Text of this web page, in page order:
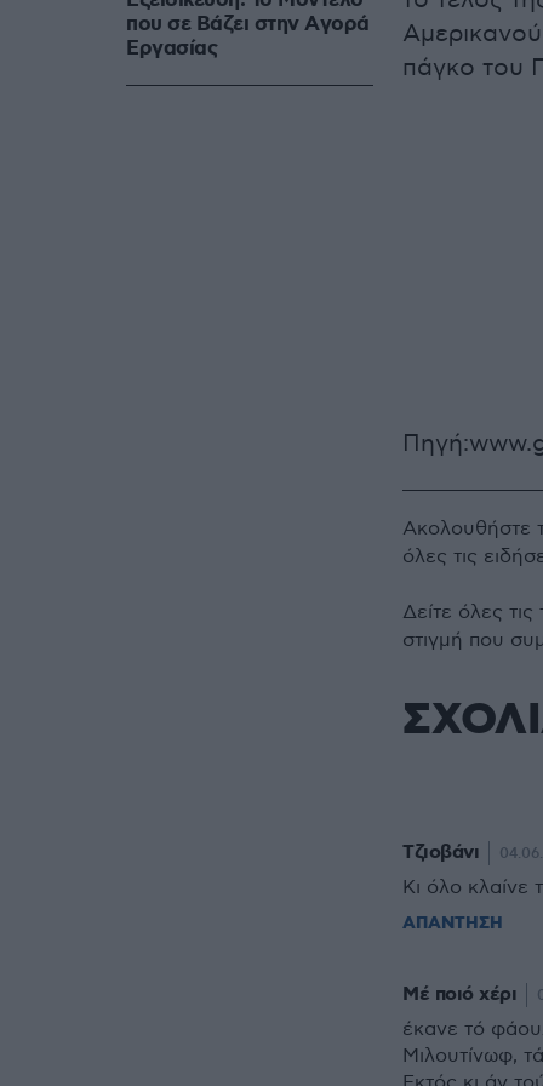
πάγκο του
που σε Bάζει στην Aγορά
Eργασίας
Ακολουθήστε
όλες τις
Δείτε όλες τις
στιγμή που
Τζιοβάνι
Κι όλο κλαίνε
ΑΠΑΝΤΗΣΗ
Μέ ποιό χέρι
έκανε τό
Μιλουτίνωφ,